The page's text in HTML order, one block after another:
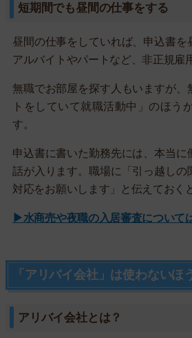
短期間でも昼間の仕事をする
昼間の仕事をしていれば、申込書を
アルバイトやパートなど、非正規雇
無職でお部屋を探す人もいますが、
トをしていて就職活動中」のほう
す。
申込書に書いた勤務先には、本当に
話が入ります。職場に「引っ越しの
対応をお願いします」と伝えておく
▶水商売や夜職の入居審査について
「アリバイ会社」は使わないほ
アリバイ会社とは？